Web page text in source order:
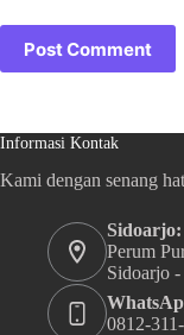
Post Comment
Informasi Kontak
Kami dengan senang
Sidoarjo:
Perum
Sidoarjo
0812-